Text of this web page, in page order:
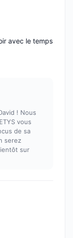
avec le temps
! Nous
vous
de sa
serez
sur